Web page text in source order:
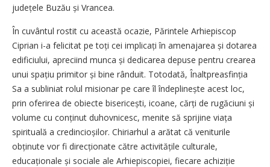
județele Buzău și Vrancea.
În cuvântul rostit cu această ocazie, Părintele Arhiepiscop
Ciprian i-a felicitat pe toți cei implicați în amenajarea și dotarea
edificiului, apreciind munca și dedicarea depuse pentru crearea
unui spațiu primitor și bine rânduit. Totodată, Înaltpreasfinția
Sa a subliniat rolul misionar pe care îl îndeplinește acest loc,
prin oferirea de obiecte bisericești, icoane, cărți de rugăciuni și
volume cu conținut duhovnicesc, menite să sprijine viața
spirituală a credin­cioșilor. Chiriarhul a arătat că veniturile
obținute vor fi direcțio­nate către activitățile culturale,
educaționale și sociale ale Arhiepiscopiei, fiecare achiziție